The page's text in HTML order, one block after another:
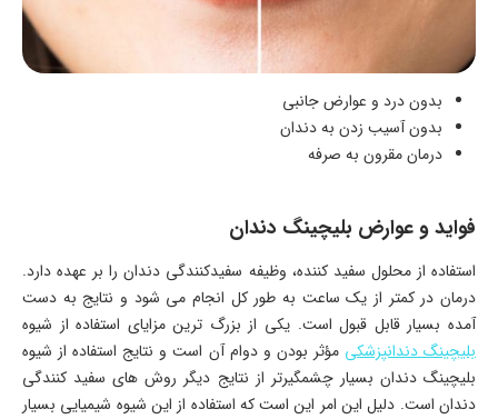
بدون درد و عوارض جانبی
بدون آسیب زدن به دندان
درمان مقرون به صرفه
فواید و عوارض بلیچینگ دندان
استفاده از محلول سفید کننده، وظیفه سفیدکنندگی دندان را بر عهده دارد.
درمان در کمتر از یک ساعت به طور کل انجام می شود و نتایج به دست
آمده بسیار قابل قبول است. یکی از بزرگ ترین مزایای استفاده از شیوه
بلیچینگ دندانپزشکی مؤثر بودن و دوام آن است و نتایج استفاده از شیوه
بلیچینگ دندان بسیار چشمگیرتر از نتایج دیگر روش های سفید کنندگی
دندان است. دلیل این امر این است که استفاده از این شیوه شیمیایی بسیار